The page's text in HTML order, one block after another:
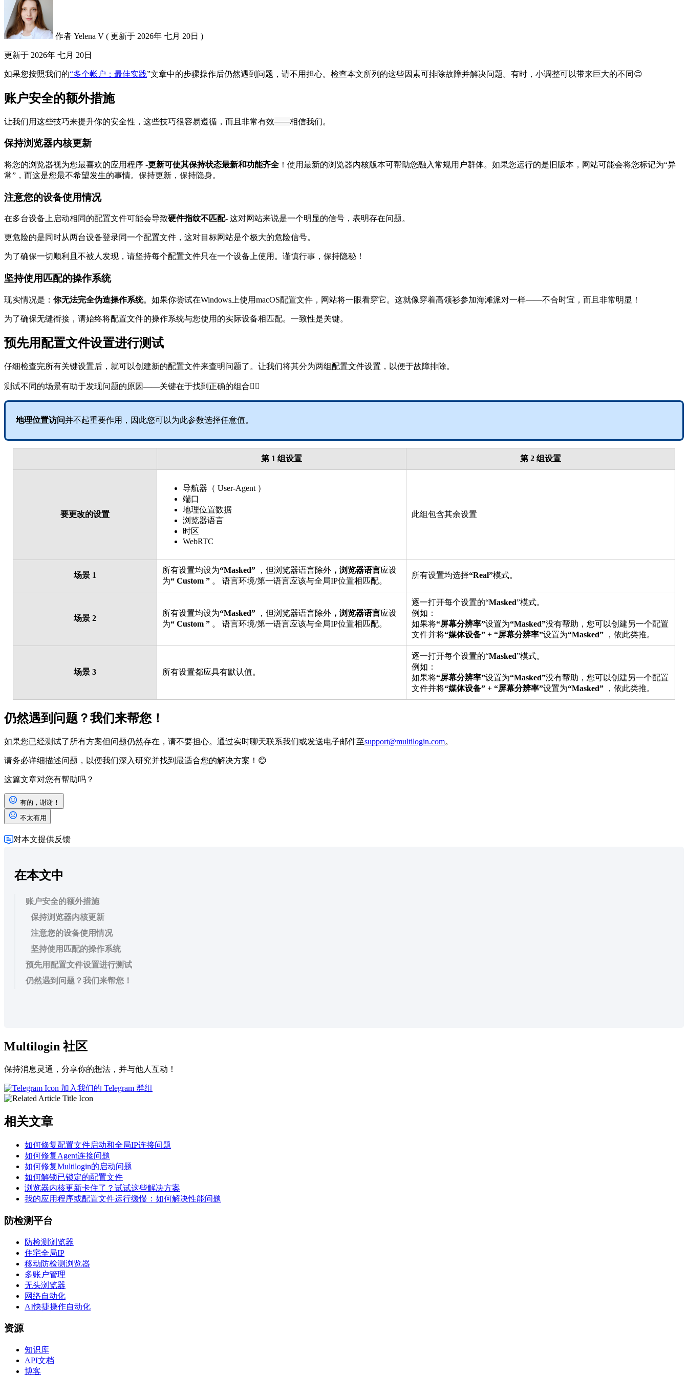
作者 Yelena V ( 更新于 2026年 七月 20日 )
更新于 2026年 七月 20日
如果您按照我们的“多个帐户：最佳实践”文章中的步骤操作后仍然遇到问题，请不用担心。检查本文所列的这些因素可排除故障并解决问题。有时，小调整可以带来巨大的不同😊
账户安全的额外措施
让我们用这些技巧来提升你的安全性，这些技巧很容易遵循，而且非常有效——相信我们。
保持浏览器内核更新
将您的浏览器视为您最喜欢的应用程序 -更新可使其保持状态最新和功能齐全 ！使用最新的浏览器内核版本可帮助您融入常规用户群体。如果您运行的是旧版本，网站可能会将您标记为“异
常”，而这是您最不希望发生的事情。保持更新，保持隐身。
注意您的设备使用情况
在多台设备上启动相同的配置文件可能会导致硬件指纹不匹配- 这对网站来说是一个明显的信号，表明存在问题。
更危险的是同时从两台设备登录同一个配置文件，这对目标网站是个极大的危险信号。
为了确保一切顺利且不被人发现，请坚持每个配置文件只在一个设备上使用。谨慎行事，保持隐秘！
坚持使用匹配的操作系统
现实情况是： 你无法完全伪造操作系统。如果你尝试在Windows上使用macOS配置文件，网站将一眼看穿它。这就像穿着高领衫参加海滩派对一样——不合时宜，而且非常明显！
为了确保无缝衔接，请始终将配置文件的操作系统与您使用的实际设备相匹配。一致性是关键。
预先用配置文件设置进行测试
仔细检查完所有关键设置后，就可以创建新的配置文件来查明问题了。让我们将其分为两组配置文件设置，以便于故障排除。
测试不同的场景有助于发现问题的原因——关键在于找到正确的组合🕵️‍♀️
地理位置访问并不起重要作用，因此您可以为此参数选择任意值。
第 1 组设置 第 2 组设置
要更改的设置
导航器（ User-Agent ）
端口
地理位置数据
浏览器语言
时区
WebRTC
此组包含其余设置
场景 1
所有设置均设为“Masked” ，但浏览器语言除外 ，浏览器语言应设
为“ Custom ” 。 语言环境/第一语言应该与全局IP位置相匹配。
所有设置均选择“Real”模式。
场景 2
所有设置均设为“Masked” ，但浏览器语言除外 ，浏览器语言应设
为“ Custom ” 。 语言环境/第一语言应该与全局IP位置相匹配。
逐一打开每个设置的“Masked”模式。
例如：
如果将“屏幕分辨率”设置为“Masked”没有帮助，您可以创建另一个配置
文件并将“媒体设备” + “屏幕分辨率”设置为“Masked” ，依此类推。
场景 3 所有设置都应具有默认值。
逐一打开每个设置的“Masked”模式。
例如：
如果将“屏幕分辨率”设置为“Masked”没有帮助，您可以创建另一个配置
文件并将“媒体设备” + “屏幕分辨率”设置为“Masked” ，依此类推。
仍然遇到问题？我们来帮您！
如果您已经测试了所有方案但问题仍然存在，请不要担心。通过实时聊天联系我们或发送电子邮件至support@multilogin.com。
请务必详细描述问题，以便我们深入研究并找到最适合您的解决方案！😊
这篇文章对您有帮助吗？
有的，谢谢！
不太有用
对本文提供反馈
在本文中
账户安全的额外措施
保持浏览器内核更新
注意您的设备使用情况
坚持使用匹配的操作系统
预先用配置文件设置进行测试
仍然遇到问题？我们来帮您！
Multilogin 社区
保持消息灵通，分享你的想法，并与他人互动！
加入我们的 Telegram 群组
相关文章
如何修复配置文件启动和全局IP连接问题
如何修复Agent连接问题
如何修复Multilogin的启动问题
如何解锁已锁定的配置文件
浏览器内核更新卡住了？试试这些解决方案
我的应用程序或配置文件运行缓慢：如何解决性能问题
防检测平台
防检测浏览器
住宅全局IP
移动防检测浏览器
多账户管理
无头浏览器
网络自动化
AI快捷操作自动化
资源
知识库
API文档
博客